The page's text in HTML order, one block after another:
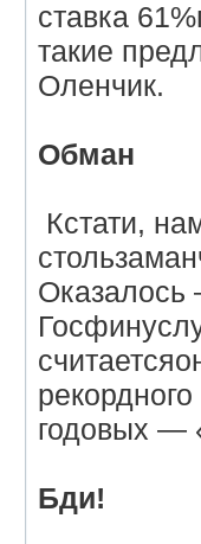
ставка
такие
Оленчик.
Обман
Кстати,
Оказалось
годовых —
Бди!